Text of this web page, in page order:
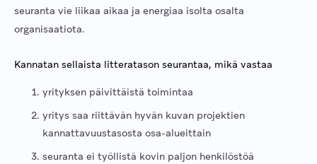
seuranta vie liikaa aikaa ja energiaa isolta osalta
organisaatiota.
Kannatan sellaista litteratason seurantaa, mikä vastaa
yrityksen päivittäistä toimintaa
yritys saa riittävän hyvän kuvan projektien
kannattavuustasosta osa-alueittain
seuranta ei työllistä kovin paljon henkilöstöä